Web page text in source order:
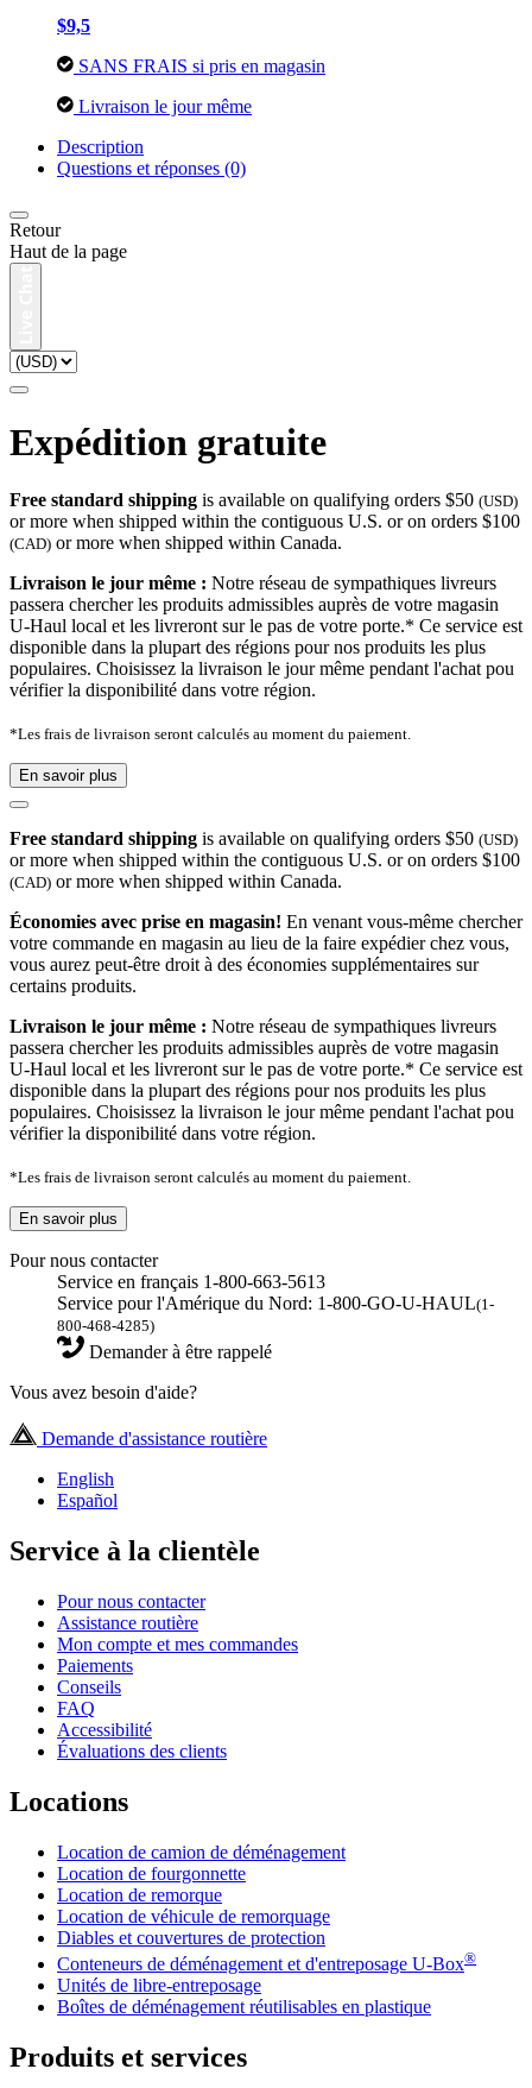
$9,5
SANS FRAIS si pris en magasin
Livraison le jour même
Description
Questions et réponses (0)
Retour
Haut de la page
Expédition gratuite
Free standard shipping is available on qualifying orders $50 (USD)
or more when shipped within the contiguous U.S. or on orders $100
(CAD) or more when shipped within Canada.
Livraison le jour même : Notre réseau de sympathiques livreurs
passera chercher les produits admissibles auprès de votre magasin
U-Haul local et les livreront sur le pas de votre porte.* Ce service est
disponible dans la plupart des régions pour nos produits les plus
populaires. Choisissez la livraison le jour même pendant l'achat pou
vérifier la disponibilité dans votre région.
*Les frais de livraison seront calculés au moment du paiement.
En savoir plus
Free standard shipping is available on qualifying orders $50 (USD)
or more when shipped within the contiguous U.S. or on orders $100
(CAD) or more when shipped within Canada.
Économies avec prise en magasin! En venant vous-même chercher
votre commande en magasin au lieu de la faire expédier chez vous,
vous aurez peut-être droit à des économies supplémentaires sur
certains produits.
Livraison le jour même : Notre réseau de sympathiques livreurs
passera chercher les produits admissibles auprès de votre magasin
U-Haul local et les livreront sur le pas de votre porte.* Ce service est
disponible dans la plupart des régions pour nos produits les plus
populaires. Choisissez la livraison le jour même pendant l'achat pou
vérifier la disponibilité dans votre région.
*Les frais de livraison seront calculés au moment du paiement.
En savoir plus
Pour nous contacter
Service en français 1-800-663-5613
Service pour l'Amérique du Nord: 1-800-GO-U-HAUL(1-
800-468-4285)
Demander à être rappelé
Vous avez besoin d'aide?
Demande d'assistance routière
English
Español
Service à la clientèle
Pour nous contacter
Assistance routière
Mon compte et mes commandes
Paiements
Conseils
FAQ
Accessibilité
Évaluations des clients
Locations
Location de camion de déménagement
Location de fourgonnette
Location de remorque
Location de véhicule de remorquage
Diables et couvertures de protection
Conteneurs de déménagement et d'entreposage U-Box®
Unités de libre-entreposage
Boîtes de déménagement réutilisables en plastique
Produits et services